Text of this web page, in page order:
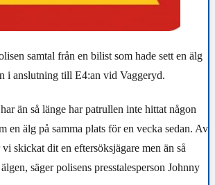
samtal från en bilist som hade sett en älg
i anslutning till E4:an vid Vaggeryd.
än så länge har patrullen inte hittat någon
en älg på samma plats för en vecka sedan. Av
skickat dit en eftersöksjägare men än så
säger polisens presstalesperson Johnny